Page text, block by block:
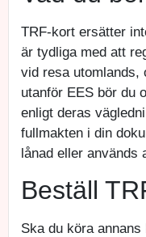
TRF-kort ersätter
är tydliga med att
vid resa utomlands,
utanför EES bör du
enligt deras
fullmakten i din
lånad eller används
Beställ
Ska du köra